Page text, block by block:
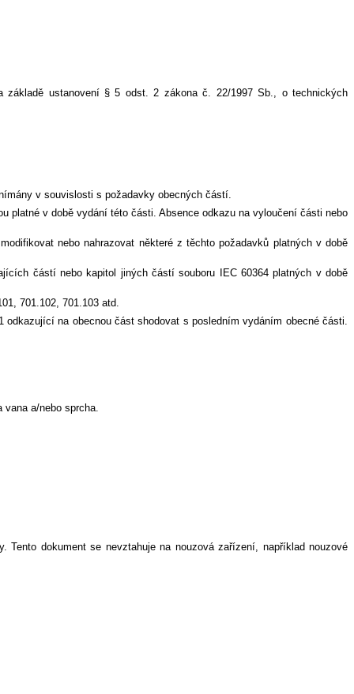
základě ustanovení § 5 odst. 2 zákona č. 22/1997 Sb., o technických
v souvislosti s požadavky obecných částí.
platné v době vydání této části. Absence odkazu na vyloučení části nebo
nebo nahrazovat některé z těchto požadavků platných v době
částí nebo kapitol jiných částí souboru IEC 60364 platných v době
701.102, 701.103 atd.
na obecnou část shodovat s posledním vydáním obecné části.
a/nebo sprcha.
dokument se nevztahuje na nouzová zařízení, například nouzové